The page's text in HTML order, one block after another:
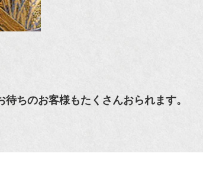
ちのお客様もたくさんおられます。